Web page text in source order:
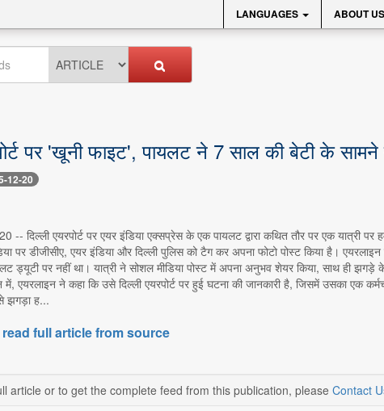
LANGUAGES ABOUT US
पर 'खूनी फाइट', पायलट ने 7 साल की बेटी के सामने
12-20
-- दिल्ली एयरपोर्ट पर एयर इंडिया एक्सप्रेस के एक पायलट द्वारा कथित तौर पर एक
पर डीजीसीए, एयर इंडिया और दिल्ली पुलिस को टैग कर अपना फोटो पोस्ट किया है।
ड्यूटी पर नहीं था। यात्री ने सोशल मीडिया पोस्ट में अपना अनुभव शेयर किया, साथ ही
एयरलाइन ने कहा कि उसे दिल्ली एयरपोर्ट पर हुई घटना की जानकारी है, जिसमें उसका एक
झगड़ा ह...
full article from source
article or to get the complete feed from this publication, please Contact